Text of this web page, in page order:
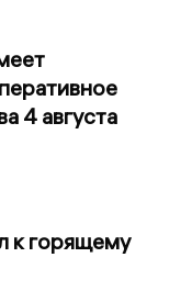
4 августа
к горящему